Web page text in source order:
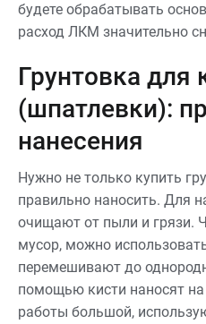
будете обрабатывать
расход ЛКМ значительно
Грунтовка для
(шпатлевки):
нанесения
Нужно не только купить
правильно наносить. Для
очищают от пыли и грязи.
мусор, можно
перемешивают до
помощью кисти наносят
работы большой,